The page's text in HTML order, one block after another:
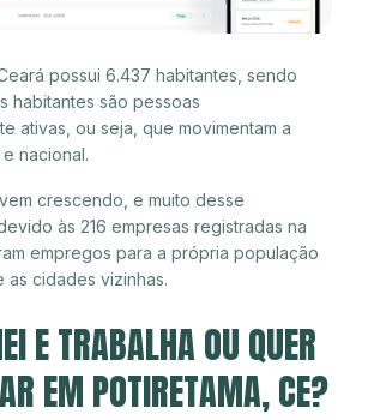
possui 6.437 habitantes, sendo
habitantes são pessoas
ativas, ou seja, que movimentam a
nacional.
crescendo, e muito desse
às 216 empresas registradas na
empregos para a própria população
as cidades vizinhas.
E TRABALHA OU QUER
EM POTIRETAMA, CE?